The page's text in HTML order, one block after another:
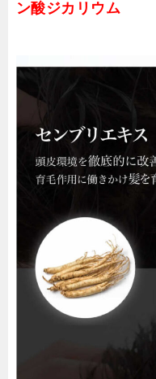
ン酸ジカリウム